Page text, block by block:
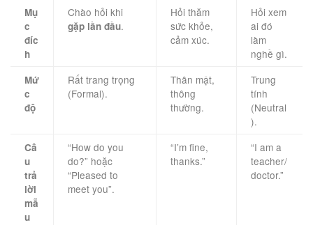
Mụ
c
đíc
h
Chào hỏi khi
gặp lần đầu.
Hỏi thăm
sức khỏe,
cảm xúc.
Hỏi xem
ai đó
làm
nghề gì.
Mứ
c
độ
Rất trang trọng
(Formal).
Thân mật,
thông
thường.
Trung
tính
(Neutral
).
Câ
u
trả
lời
mẫ
u
“How do you
do?” hoặc
“Pleased to
meet you”.
“I’m fine,
thanks.”
“I am a
teacher/
doctor.”